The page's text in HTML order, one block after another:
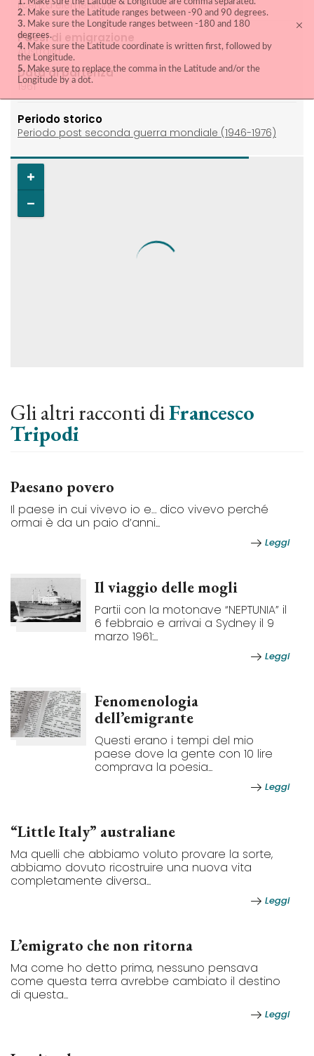
licenza elementare
Paesi di emigrazione
Australia
Data di partenza
1961
Periodo storico
Periodo post seconda guerra mondiale (1946-1976)
Gli altri racconti diFrancesco
Tripodi
Paesano povero
Il paese in cui vivevo io e… dico vivevo perché
ormai è da un paio d’anni...
Leggi
Il viaggio delle mogli
Partii con la motonave “NEPTUNIA” il
6 febbraio e arrivai a Sydney il 9
marzo 1961:...
Leggi
Fenomenologia
dell’emigrante
Questi erano i tempi del mio
paese dove la gente con 10 lire
comprava la poesia...
Leggi
“Little Italy” australiane
Ma quelli che abbiamo voluto provare la sorte,
abbiamo dovuto ricostruire una nuova vita
completamente diversa...
Leggi
L’emigrato che non ritorna
Ma come ho detto prima, nessuno pensava
come questa terra avrebbe cambiato il destino
di questa...
Leggi
2. Make sure the Latitude ranges between -90 and 90 degrees.
3. Make sure the Longitude ranges between -180 and 180
degrees.
4. Make sure the Latitude coordinate is written first, followed by
the Longitude.
5. Make sure to replace the comma in the Latitude and/or the
Longitude by a dot.